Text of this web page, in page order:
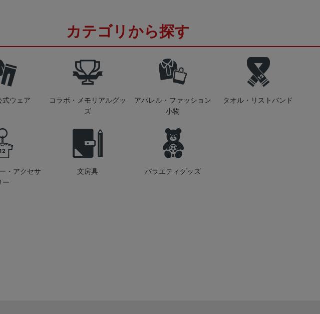
カテゴリから探す
式ウェア
コラボ・メモリアルグッ
ズ
アパレル・ファッション
小物
タオル・リストバンド
・アクセサ
ー
文房具 バラエティグッズ